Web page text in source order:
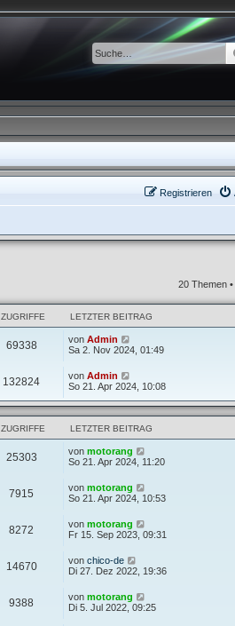
Registrieren
20 Themen
ZUGRIFFE LETZTER BEITRAG
69338 von Admin
Sa 2. Nov 2024, 01:49
132824 von Admin
So 21. Apr 2024, 10:08
ZUGRIFFE LETZTER BEITRAG
25303 von motorang
So 21. Apr 2024, 11:20
7915 von motorang
So 21. Apr 2024, 10:53
8272 von motorang
Fr 15. Sep 2023, 09:31
14670 von chico-de
Di 27. Dez 2022, 19:36
9388 von motorang
Di 5. Jul 2022, 09:25